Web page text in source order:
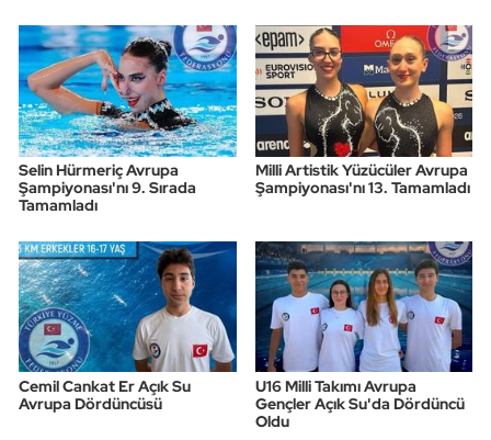
Selin Hürmeriç Avrupa
Şampiyonası'nı 9. Sırada
Tamamladı
Milli Artistik Yüzücüler Avrupa
Şampiyonası'nı 13. Tamamladı
Cemil Cankat Er Açık Su
Avrupa Dördüncüsü
U16 Milli Takımı Avrupa
Gençler Açık Su'da Dördüncü
Oldu